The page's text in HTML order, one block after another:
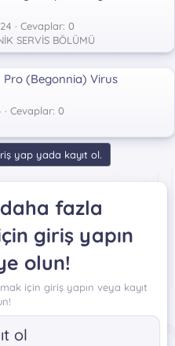
Cevaplar: 0
SERVİS BÖLÜMÜ
Pro (Begonnia) Virus
Cevaplar: 0
yap yada kayıt ol.
fazla
giriş yapın
olun!
için giriş yapın veya kayıt
ol